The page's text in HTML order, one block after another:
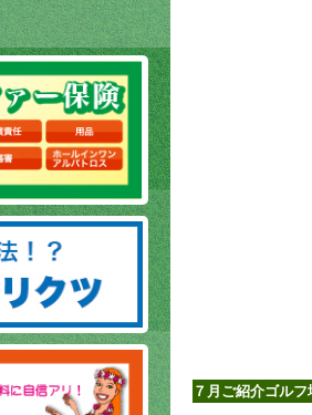
７月ご紹介ゴルフ